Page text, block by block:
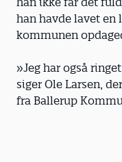
han havde lavet en
kommunen
»Jeg har også
siger Ole Larsen,
fra Ballerup